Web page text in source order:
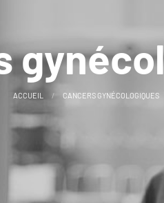
ACCUEIL CANCERS GYNÉCOLOGIQUES